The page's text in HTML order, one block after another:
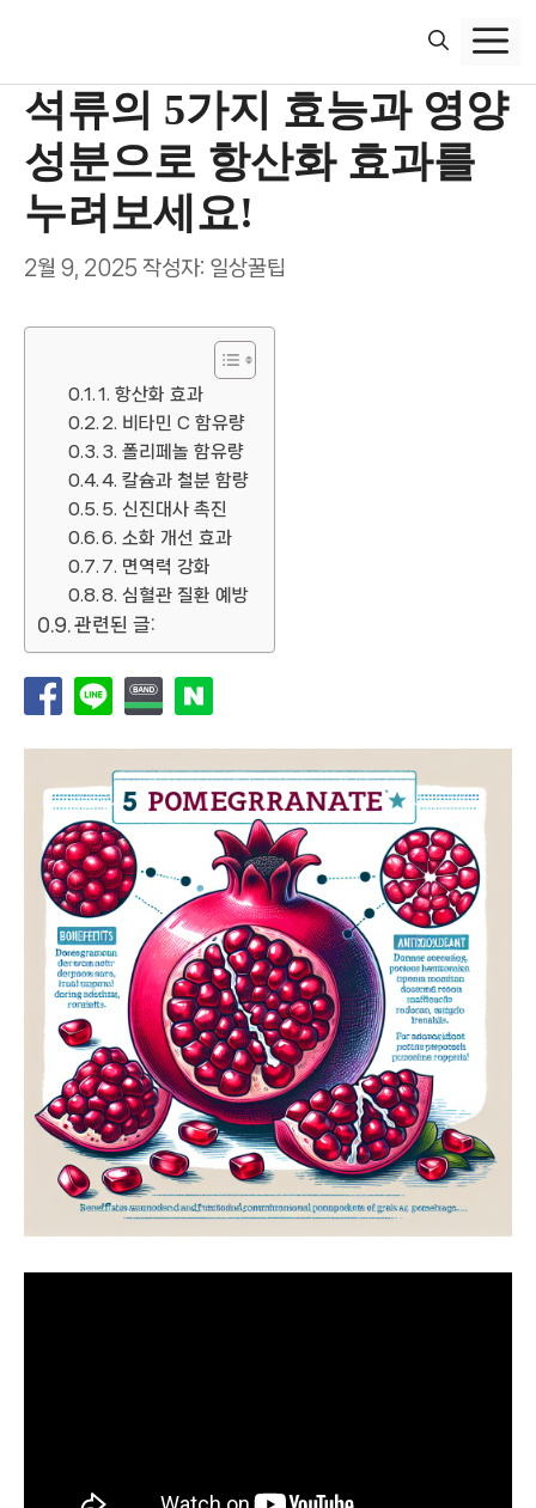
석류의 5가지 효능과 영양
성분으로 항산화 효과를
누려보세요!
2월 9, 2025 작성자: 일상꿀팁
1. 항산화 효과
2. 비타민 C 함유량
3. 폴리페놀 함유량
4. 칼슘과 철분 함량
5. 신진대사 촉진
6. 소화 개선 효과
7. 면역력 강화
8. 심혈관 질환 예방
관련된 글: